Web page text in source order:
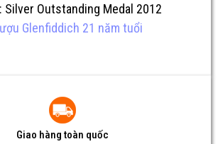
Silver Outstanding Medal 2012
Glenfiddich 21 năm tuổi
Giao hàng toàn quốc